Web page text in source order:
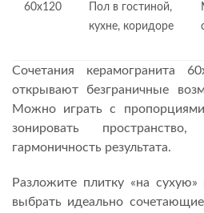
60х120
Пол в гостиной,
кухне, коридоре
Сочетания керамогранита
открывают безграничные
Можно играть с
зонировать
гармоничность результата.
Разложите плитку «на
выбрать идеально